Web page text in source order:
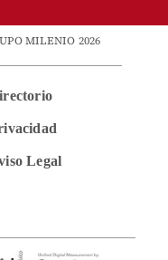
MILENIO 2026
Legal